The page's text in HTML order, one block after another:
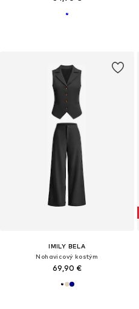
IMILY BELA
Nohavicový kostým
69,90 €